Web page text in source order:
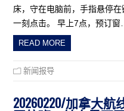
床，守在电脑前，手指悬停
一刻点击。 早上7点，预订窗…
READ MORE
新闻报导
20260220/加拿大